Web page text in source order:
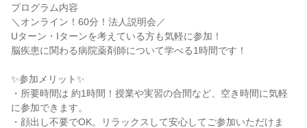
プログラム内容
＼オンライン！60分！法人説明会／
Uターン・Iターンを考えている方も気軽に参加！
脳疾患に関わる病院薬剤師について学べる1時間です！
✨参加メリット✨
・所要時間は 約1時間！授業や実習の合間など、空き時間に気軽
に参加できます。
・顔出し不要でOK。リラックスして安心してご参加いただけま